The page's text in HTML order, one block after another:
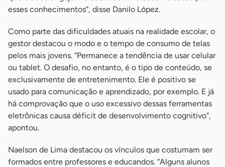
esses conhecimentos”, disse Danilo López.
Como parte das dificuldades atuais na realidade escolar, o
gestor destacou o modo e o tempo de consumo de telas
pelos mais jovens. “Permanece a tendência de usar celular
ou tablet. O desafio, no entanto, é o tipo de conteúdo, se
exclusivamente de entretenimento. Ele é positivo se
usado para comunicação e aprendizado, por exemplo. E já
há comprovação que o uso excessivo dessas ferramentas
eletrônicas causa déficit de desenvolvimento cognitivo”,
apontou.
Naelson de Lima destacou os vínculos que costumam ser
formados entre professores e educandos. “Alguns alunos